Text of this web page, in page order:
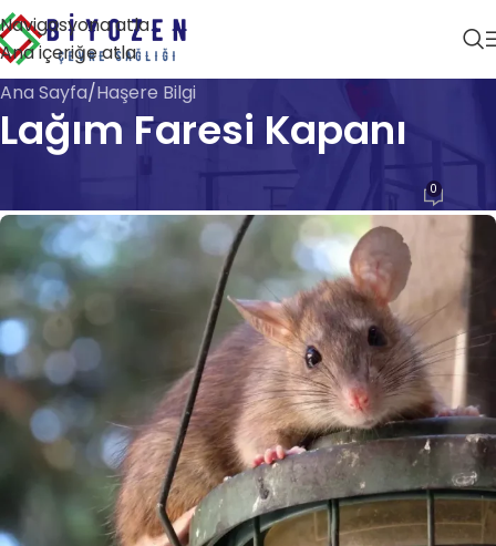
Navigasyona atla
Ana içeriğe atla
Ana Sayfa Haşere Bilgi
Lağım Faresi Kapanı
HAŞERE BILGI
0